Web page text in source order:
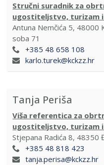
Stručni suradnik za
ugostiteljstvo, turizam
Antuna Nemčića 5, 48000
soba 71
+385 48 658 108
karlo.turek@kckzz.hr
Tanja Periša
Viša referentica za
ugostiteljstvo, turizam
Stjepana Radića 8, 48350
+385 48 818 423
tanja.perisa@kckzz.hr